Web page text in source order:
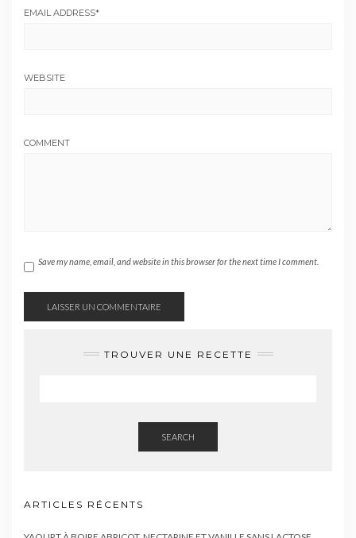
EMAIL ADDRESS*
WEBSITE
COMMENT
Save my name, email, and website in this browser for the next time I comment.
TROUVER UNE RECETTE
SEARCH
ARTICLES RÉCENTS